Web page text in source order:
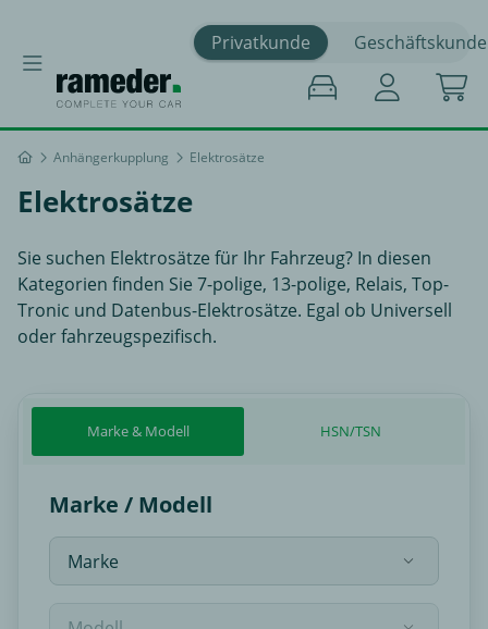
Privatkunde Geschäftskunde
Anhängerkupplung Elektrosätze
Elektrosätze
Sie suchen Elektrosätze für Ihr Fahrzeug? In diesen
Kategorien finden Sie 7-polige, 13-polige, Relais, Top-
Tronic und Datenbus-Elektrosätze. Egal ob Universell
oder fahrzeugspezifisch.
Marke & Modell HSN/TSN
Marke / Modell